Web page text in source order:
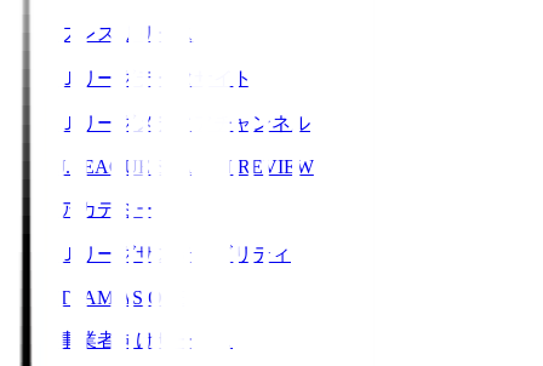
プレスリリース
Ｊリーグデータサイト
Ｊリーグメディアチャンネル
J.LEAGUE SEASON REVIEW
アカデミー
Ｊリーグサステナビリティ
TEAM AS ONE
事業者向けサービス